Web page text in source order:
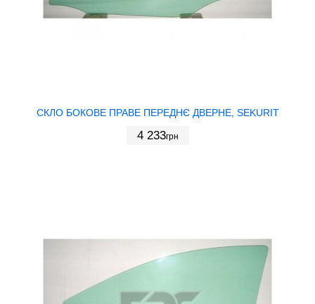
СКЛО БОКОВЕ ПРАВЕ ПЕРЕДНЄ ДВЕРНЕ, SEKURIT
4 233грн